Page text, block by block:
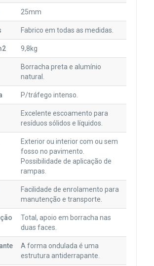
25mm
Fabrico em todas as medidas.
9,8kg
Borracha preta e alumínio
natural.
P/tráfego intenso.
Excelente escoamento para
resíduos sólidos e líquidos.
Exterior ou interior com ou sem
fosso no pavimento.
Possibilidade de aplicação de
rampas.
Facilidade de enrolamento para
manutenção e transporte.
Total, apoio em borracha nas
duas faces.
A forma ondulada é uma
estrutura antiderrapante.